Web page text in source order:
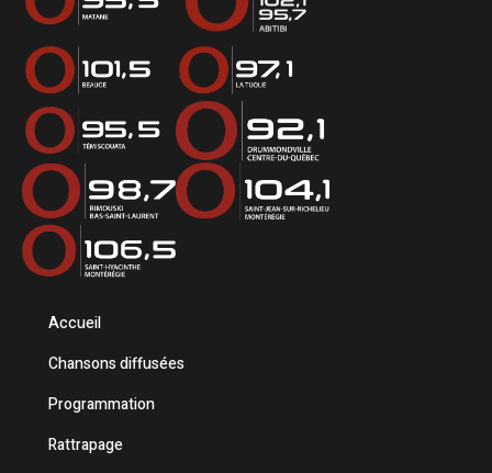
Accueil
Chansons diffusées
Programmation
Rattrapage